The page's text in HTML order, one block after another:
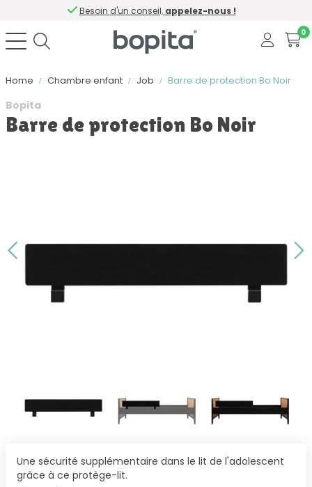
Besoin d'un conseil, appelez-nous !
0
Home Chambre enfant Job Barre de protection Bo Noir
Bopita
Barre de protection Bo Noir
Une sécurité supplémentaire dans le lit de l'adolescent
grâce à ce protège-lit.